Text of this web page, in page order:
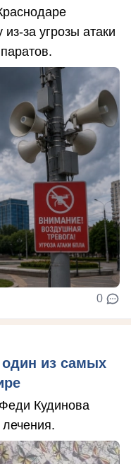
за угрозы атаки
0
из самых
Кудинова